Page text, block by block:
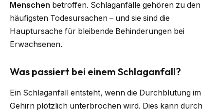
Menschen betroffen. Schlaganfälle gehören zu den
häufigsten Todesursachen – und sie sind die
Hauptursache für bleibende Behinderungen bei
Erwachsenen.
Was passiert bei einem Schlaganfall?
Ein Schlaganfall entsteht, wenn die Durchblutung im
Gehirn plötzlich unterbrochen wird. Dies kann durch